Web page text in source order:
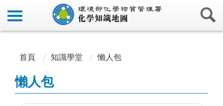
首頁 知識學堂 懶人包
懶人包